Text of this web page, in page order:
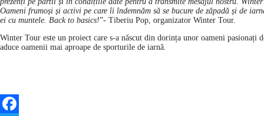
Oameni frumoși și activi pe care îi îndemnăm să se bucure de zăpadă și de
ei cu muntele. Back to basics!”- Tiberiu Pop, organizator Winter Tour.
Winter Tour este un proiect care s-a născut din dorința unor oameni pasionați
aduce oamenii mai aproape de sporturile de iarnă.